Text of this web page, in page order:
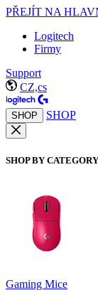
PŘEJÍT NA
Logitech
Firmy
Support
CZ,cs
SHOP SHOP
SHOP BY CATEGORY
Gaming Mice